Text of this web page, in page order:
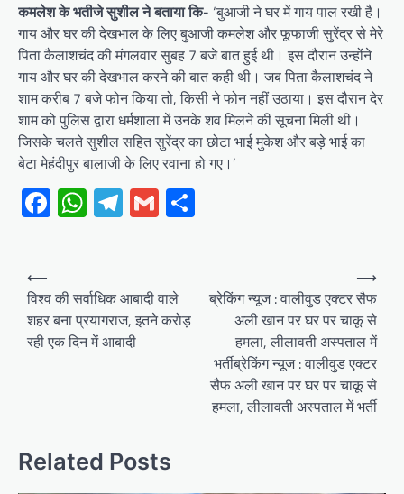
कमलेश के भतीजे सुशील ने बताया कि- ‘बुआजी ने घर में गाय पाल रखी है।
गाय और घर की देखभाल के लिए बुआजी कमलेश और फूफाजी सुरेंद्र से मेरे
पिता कैलाशचंद की मंगलवार सुबह 7 बजे बात हुई थी। इस दौरान उन्होंने
गाय और घर की देखभाल करने की बात कही थी। जब पिता कैलाशचंद ने
शाम करीब 7 बजे फोन किया तो, किसी ने फोन नहीं उठाया। इस दौरान देर
शाम को पुलिस द्वारा धर्मशाला में उनके शव मिलने की सूचना मिली थी।
जिसके चलते सुशील सहित सुरेंद्र का छोटा भाई मुकेश और बड़े भाई का
बेटा मेहंदीपुर बालाजी के लिए रवाना हो गए।’
Facebook
WhatsApp
Telegram
Gmail
Post
navigation
⟵
विश्व की सर्वाधिक आबादी वाले
शहर बना प्रयागराज, इतने करोड़
रही एक दिन में आबादी
ब्रेकिंग न्यूज : वालीवुड एक्टर सैफ
अली खान पर घर पर चाकू से
हमला, लीलावती अस्पताल में
भर्तीब्रेकिंग न्यूज : वालीवुड एक्टर
सैफ अली खान पर घर पर चाकू से
हमला, लीलावती अस्पताल में भर्ती
⟶
Related Posts